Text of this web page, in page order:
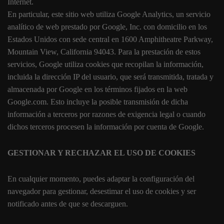
En particular, este sitio web utiliza Google Analytics, un servicio
analítico de web prestado por Google, Inc. con domicilio en los
Estados Unidos con sede central en 1600 Amphitheatre Parkway,
Mountain View, California 94043. Para la prestación de estos
servicios, Google utiliza cookies que recopilan la información,
incluida la dirección IP del usuario, que será transmitida, tratada y
almacenada por Google en los términos fijados en la web
Google.com. Esto incluye la posible transmisión de dicha
información a terceros por razones de exigencia legal o cuando
dichos terceros procesen la información por cuenta de Google.
GESTIONAR Y RECHAZAR EL USO DE COOKIES
En cualquier momento, puedes adaptar la configuración del
navegador para gestionar, desestimar el uso de cookies y ser
notificado antes de que se descarguen.